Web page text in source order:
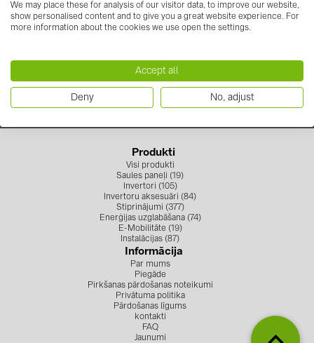
Katalogi
KATEGORIJAS
Invertoru aksesuāri (84)
Enerģijas uzglabāšana (74)
E-Mobilitāte (19)
Sazinies ar mums
Produkti
Visi produkti
Saules paneļi (19)
Invertori (105)
Invertoru aksesuāri (84)
Stiprinājumi (377)
Enerģijas uzglabāšana (74)
E-Mobilitāte (19)
Instalācijas (87)
Informācija
Par mums
Piegāde
Pirkšanas pārdošanas noteikumi
Privātuma politika
Pārdošanas līgums
kontakti
FAQ
Jaunumi
We may place these for analysis of our visitor data, to improve our website,
show personalised content and to give you a great website experience. For
more information about the cookies we use open the settings.
Accept all
Deny No, adjust